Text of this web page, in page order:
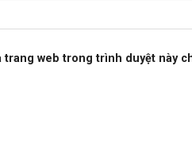
trang web trong trình duyệt này